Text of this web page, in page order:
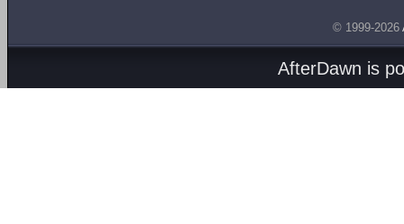
© 1999-2026
AfterDawn is